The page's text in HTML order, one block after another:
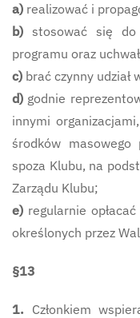
a) realizować i
b) stosować się do
programu oraz
c) brać czynny udział
d) godnie
innymi
środków masowego
spoza Klubu, na
Zarządu Klubu;
e) regularnie opłacać
określonych przez
§13
1. Członkiem